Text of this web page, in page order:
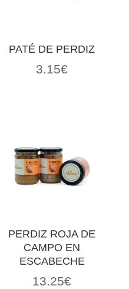
PATÉ DE PERDIZ
3.15€
PERDIZ ROJA DE
CAMPO EN
ESCABECHE
13.25€